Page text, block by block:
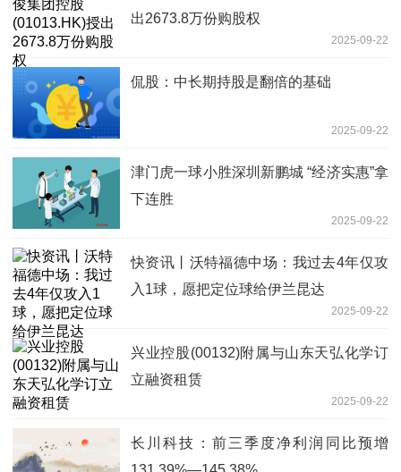
出2673.8万份购股权
2025-09-22
侃股：中长期持股是翻倍的基础
2025-09-22
津门虎一球小胜深圳新鹏城 “经济实惠”拿
下连胜
2025-09-22
快资讯丨沃特福德中场：我过去4年仅攻
入1球，愿把定位球给伊兰昆达
2025-09-22
兴业控股(00132)附属与山东天弘化学订
立融资租赁
2025-09-22
长川科技：前三季度净利润同比预增